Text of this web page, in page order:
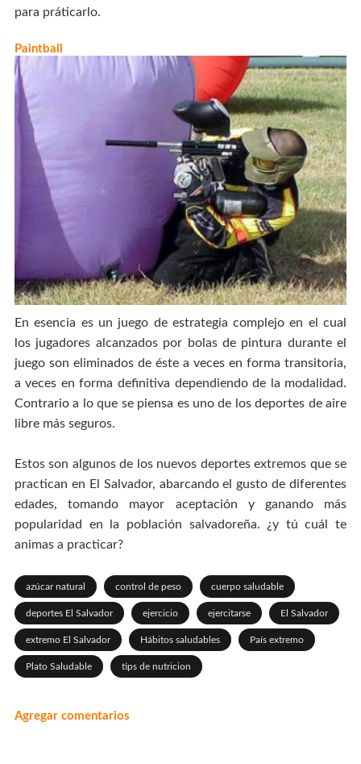
para práticarlo.
Paintball
En esencia es un juego de estrategia complejo en el cual
los jugadores alcanzados por bolas de pintura durante el
juego son eliminados de éste a veces en forma transitoria,
a veces en forma definitiva dependiendo de la modalidad.
Contrario a lo que se piensa es uno de los deportes de aire
libre más seguros.
Estos son algunos de los nuevos deportes extremos que se
practican en El Salvador, abarcando el gusto de diferentes
edades, tomando mayor aceptación y ganando más
popularidad en la población salvadoreña. ¿y tú cuál te
animas a practicar?
azúcar natural control de peso cuerpo saludable
deportes El Salvador ejercicio ejercitarse El Salvador
extremo El Salvador Hábitos saludables País extremo
Plato Saludable tips de nutricion
Agregar comentarios